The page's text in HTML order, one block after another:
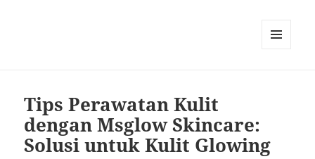
Tips Perawatan Kulit
dengan Msglow Skincare:
Solusi untuk Kulit Glowing